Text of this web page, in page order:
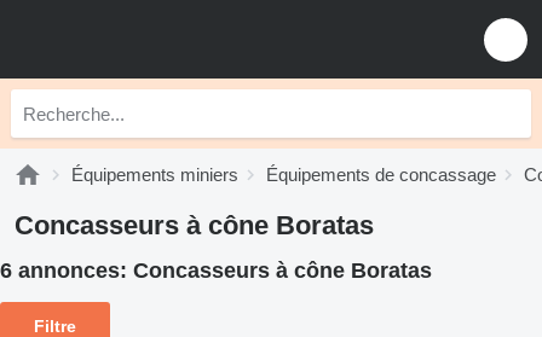
Équipements miniers Équipements de concassage
Concasseurs à cône Boratas
6 annonces: Concasseurs à cône Boratas
Filtre